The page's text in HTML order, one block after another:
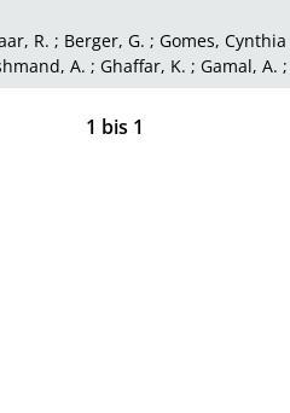
XML
R. ; Berger, G. ; Gomes, Cynthia
A. ; Ghaffar, K. ; Gamal, A. ;
1 bis 1